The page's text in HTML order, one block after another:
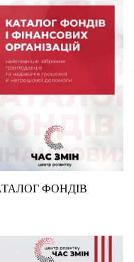
ФОНДІВ